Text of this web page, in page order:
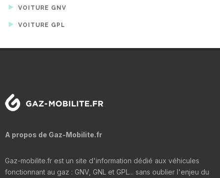
VOITURE GNV
VOITURE GPL
A propos de Gaz-Mobilite.fr
Gaz-mobilite.fr est un site d'information dédié aux véhicules
fonctionnant au gaz : GNV, GNL et GPL... sans oublier l'enjeu du